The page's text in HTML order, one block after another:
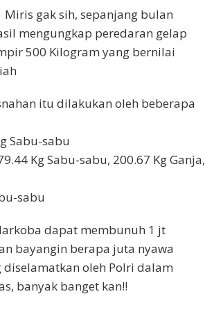
Miris gak sih, sepanjang bulan
mengungkap peredaran gelap
500 Kilogram yang bernilai
itu dilakukan oleh beberapa
Sabu-sabu
Kg Sabu-sabu, 200.67 Kg Ganja,
sabu
dapat membunuh 1 jt
bayangin berapa juta nyawa
oleh Polri dalam
banyak banget kan!!